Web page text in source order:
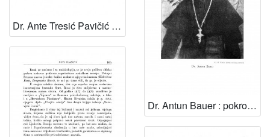
Dr. Ante Tresić Pavičić / B. Širola
Dr. Antun Bauer : pokrovitelj Jugoslavenske akademije znanosti i umjetnosti (1915-1937) : [spomen-slovo] / Albert Bazala